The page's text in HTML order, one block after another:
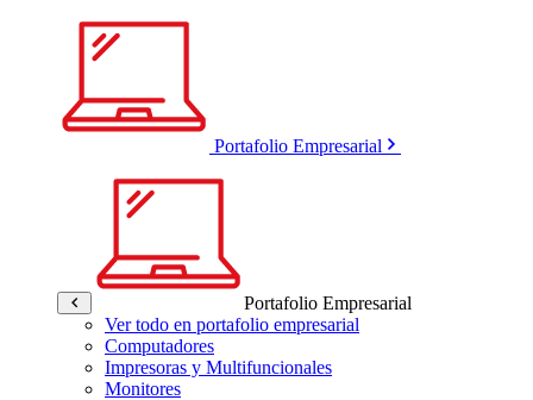
Portafolio Empresarial
Portafolio Empresarial
Ver todo en portafolio empresarial
Computadores
Impresoras y Multifuncionales
Monitores